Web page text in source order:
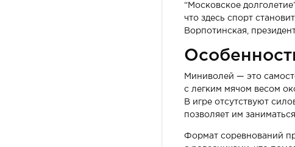
“Московское
что здесь спорт
Ворпотинская,
Миниволей — это
с легким мячом весом
В игре отсутствуют
позволяет им
Формат соревнований